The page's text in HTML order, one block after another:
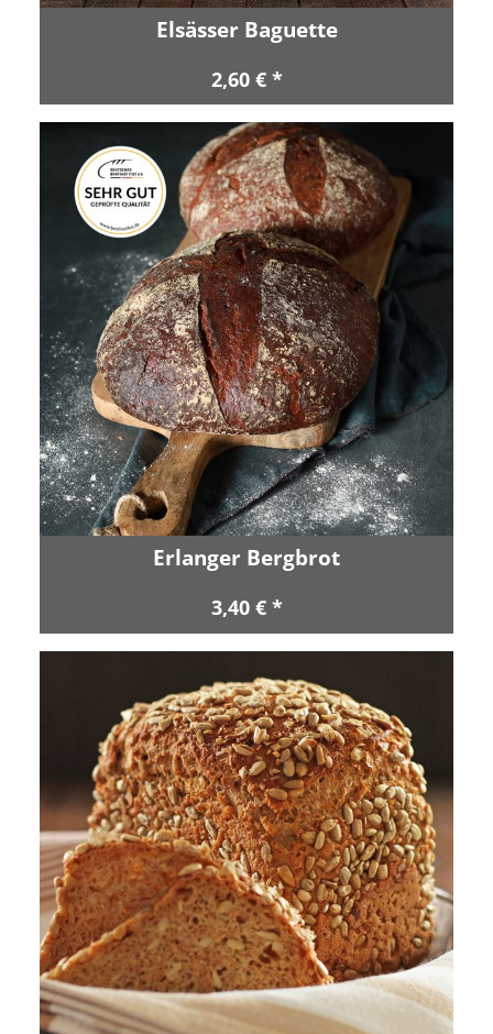
Elsässer Baguette
2,60 € *
Erlanger Bergbrot
3,40 € *